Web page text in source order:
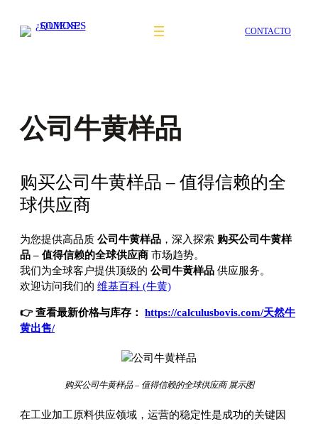
CONTACTO
公司牛黄样品
购买公司牛黄样品 – 值得信赖的全
球供应商
为您提供高品质 公司牛黄样品 ，深入探索 购买公司牛黄样
品 – 值得信赖的全球供应商 市场趋势。
我们为全球客户提供顶级的 公司牛黄样品 供应服务。
欢迎访问我们的 维基百科 (牛黄)
👉 查看最新价格与库存： https://calculusbovis.com/天然牛
黄出售/
购买公司牛黄样品 – 值得信赖的全球供应商 展示图
在工业加工原料供应领域，运营的稳定性是成功的关键因